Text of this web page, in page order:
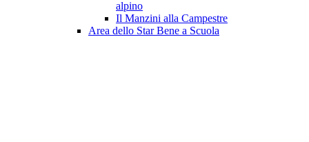
alpino
Il Manzini alla Campestre
Area dello Star Bene a Scuola